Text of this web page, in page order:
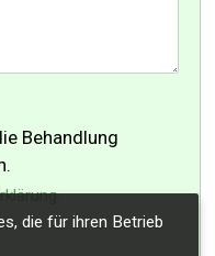
Behandlung
.
die für ihren Betrieb